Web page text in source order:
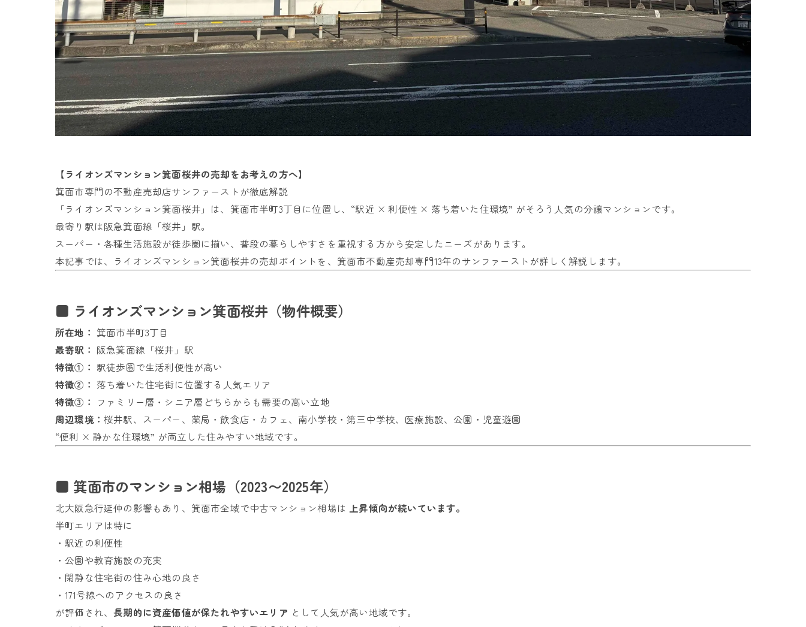
【ライオンズマンション箕面桜井の売却をお考えの方へ】
箕面市専門の不動産売却店サンファーストが徹底解説
「ライオンズマンション箕面桜井」は、箕面市半町3丁目に位置し、“駅近 × 利便性 × 落ち着いた住環境” がそろう人気の分譲マンションです。
最寄り駅は阪急箕面線「桜井」駅。
スーパー・各種生活施設が徒歩圏に揃い、普段の暮らしやすさを重視する方から安定したニーズがあります。
本記事では、ライオンズマンション箕面桜井の売却ポイントを、箕面市不動産売却専門13年のサンファーストが詳しく解説します。
■ ライオンズマンション箕面桜井（物件概要）
所在地： 箕面市半町3丁目
最寄駅： 阪急箕面線「桜井」駅
特徴①： 駅徒歩圏で生活利便性が高い
特徴②： 落ち着いた住宅街に位置する人気エリア
特徴③：
ファミリー層・シニア層どちらからも需要の高い立地
周辺環境： 桜井駅、スーパー、薬局・飲食店・カフェ、南小学校・第三中学校、医療施設、公園・児童遊園
“便利 × 静かな住環境” が両立した住みやすい地域です。
■ 箕面市のマンション相場（2023〜2025年）
北大阪急行延伸の影響もあり、箕面市全域で中古マンション相場は 上昇傾向が続いています。
半町エリアは特に
・駅近の利便性
・公園や教育施設の充実
・閑静な住宅街の住み心地の良さ
・171号線へのアクセスの良さ
が評価され、長期的に資産価値が保たれやすいエリア として人気が高い地域です。